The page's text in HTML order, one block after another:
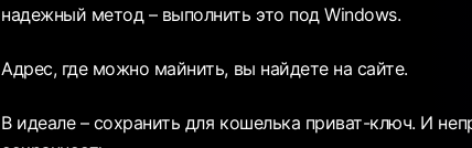
надежный метод – выполнить это под Windows.
Адрес, где можно майнить, вы найдете на сайте.
В идеале – сохранить для кошелька приват-ключ. И